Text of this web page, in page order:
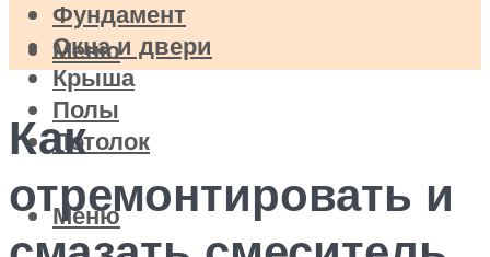
Фундамент
Окна и двери
Крыша
Полы
Потолок
Меню
Меню
Как
отремонтировать и